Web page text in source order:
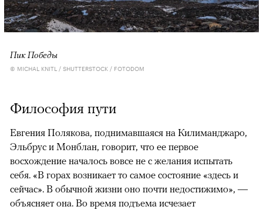
Пик Победы
© MICHAL KNITL / SHUTTERSTOCK / FOTODOM
Философия пути
Евгения Полякова, поднимавшаяся на Килиманджаро,
Эльбрус и Монблан, говорит, что ее первое
восхождение началось вовсе не с желания испытать
себя. «В горах возникает то самое состояние «здесь и
сейчас». В обычной жизни оно почти недостижимо», —
объясняет она. Во время подъема исчезает